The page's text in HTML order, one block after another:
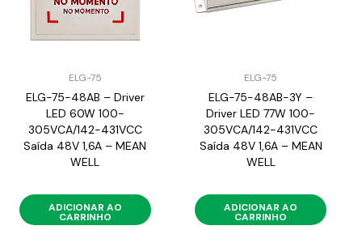
ELG-75
ELG-75-48AB – Driver
LED 60W 100-
305VCA/142-431VCC
Saída 48V 1,6A – MEAN
WELL
ADICIONAR AO
CARRINHO
ELG-75
ELG-75-48AB-3Y –
Driver LED 77W 100-
305VCA/142-431VCC
Saída 48V 1,6A – MEAN
WELL
ADICIONAR AO
CARRINHO